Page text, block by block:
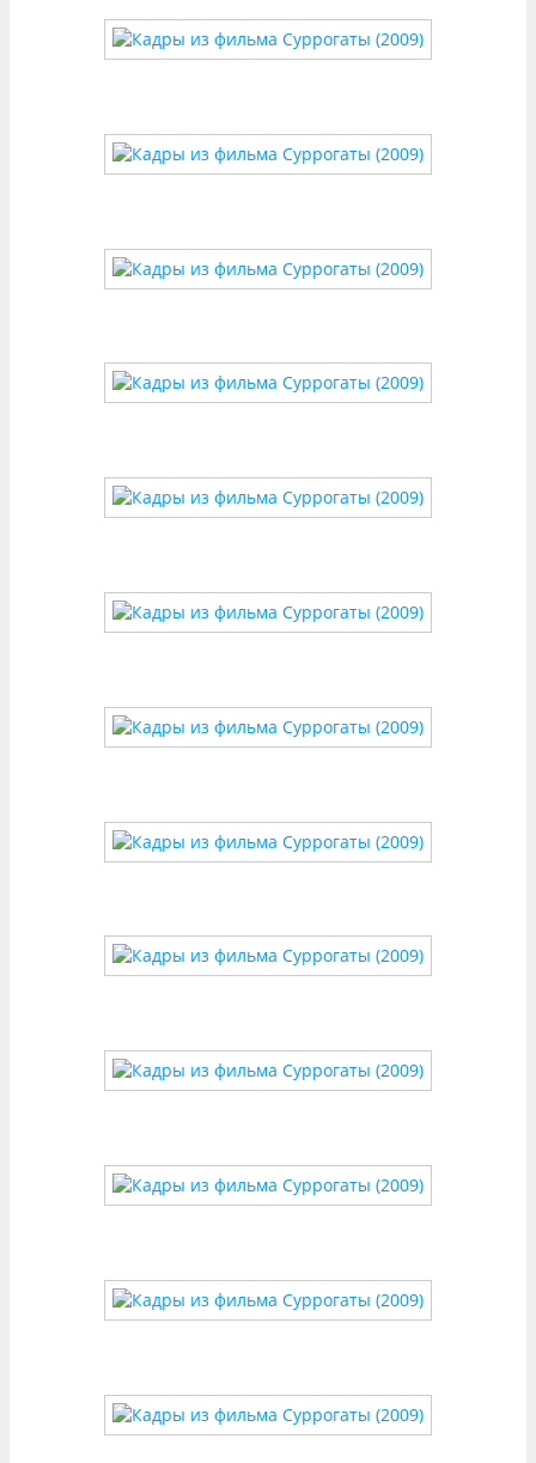
украшают сюжет, но становятся частью
нарратива. Символика кадров, контрастные
опасность зависимости от технологий. Этот
лаконичный боевик заставляет задуматься: что